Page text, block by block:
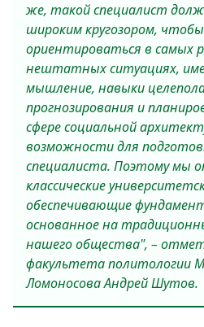
же, такой специалист
широким кругозором,
ориентироваться в самых
нештатных ситуациях,
мышление, навыки
прогнозирования и
сфере социальной
возможности для
специалиста. Поэтому мы
классические
обеспечивающие
основанное на
нашего общества", –
факультета политологии
Ломоносова Андрей Шутов.